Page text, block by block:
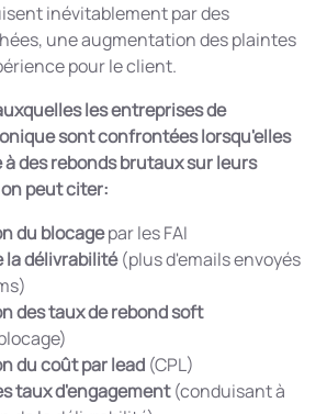
inévitablement par des
une augmentation des plaintes
pour le client.
les entreprises de
sont confrontées lorsqu'elles
des rebonds brutaux sur leurs
peut citer:
du blocagepar les FAI
la délivrabilité(plus d'emails envoyés
des taux de rebond soft
du coût par lead (CPL)
taux d'engagement(conduisant à